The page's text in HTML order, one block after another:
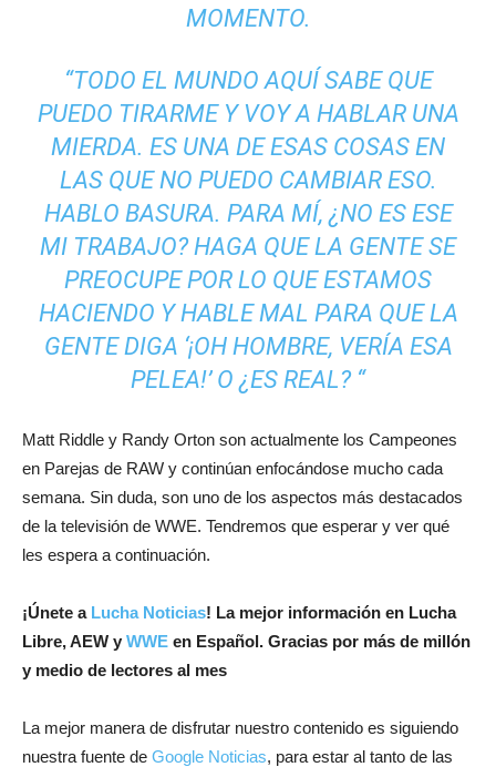
MOMENTO.
“TODO EL MUNDO AQUÍ SABE QUE
PUEDO TIRARME Y VOY A HABLAR UNA
MIERDA. ES UNA DE ESAS COSAS EN
LAS QUE NO PUEDO CAMBIAR ESO.
HABLO BASURA. PARA MÍ, ¿NO ES ESE
MI TRABAJO? HAGA QUE LA GENTE SE
PREOCUPE POR LO QUE ESTAMOS
HACIENDO Y HABLE MAL PARA QUE LA
GENTE DIGA ‘¡OH HOMBRE, VERÍA ESA
PELEA!’ O ¿ES REAL? “
Matt Riddle y Randy Orton son actualmente los Campeones
en Parejas de RAW y continúan enfocándose mucho cada
semana. Sin duda, son uno de los aspectos más destacados
de la televisión de WWE. Tendremos que esperar y ver qué
les espera a continuación.
¡Únete a Lucha Noticias! La mejor información en Lucha
Libre, AEW y WWE en Español. Gracias por más de millón
y medio de lectores al mes
La mejor manera de disfrutar nuestro contenido es siguiendo
nuestra fuente de Google Noticias, para estar al tanto de las